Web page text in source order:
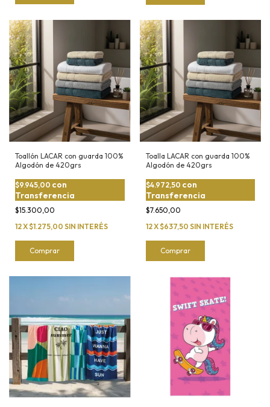
Toallón LACAR con guarda 100%
Algodón de 420grs
$15.300,00
$9.945,00 con
Transferencia
12X$1.275,00 SIN INTERÉS
Comprar
Toalla LACAR con guarda 100%
Algodón de 420grs
$7.650,00
$4.972,50 con
Transferencia
12X$637,50 SIN INTERÉS
Comprar